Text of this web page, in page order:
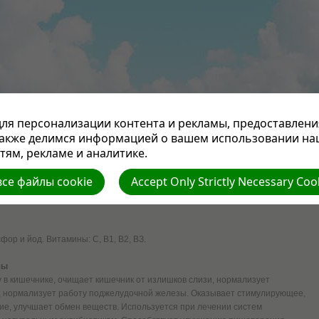
ПРОПОВЕДИ СТАТЬИ НАША ЦЕРКОВЬ СЛУЖЕНИЕ ПАСТОРА ОТДЕЛЫ
КУХНЯ
ДЛЯ ОМОЛОЖЕНИЯ
и йод. Витамины: С, В1, В2, ВЗ.
кишечнике, очищает кишечник от излишков слизи, нормализует
нормализует работу поджелудочной железы. Оказывает стимулирующее,
улучшает обмен веществ. Используется при лечении систем
персонализации контента и рекламы,
делимся информацией о вашем использовании
рекламе и аналитике.
Accept Only Strictly Necessary
файлы cookie